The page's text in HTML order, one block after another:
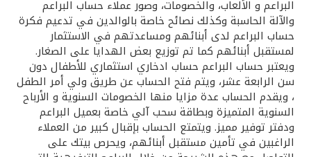
تركيا
مصر
المملكة المتحدة
البراعم و الألعاب، والخصومات، وصور عملاء حساب البراعم
والآلة الحاسبة وكذلك نصائح خاصة بالوالدين في تدعيم فكرة
حساب البراعم لدى أبنائهم ومساعدتهم في الاستثمار
لمستقبل أبنائهم كما تم توزيع بعض الهدايا على الصغار.
ويعتبر حساب البراعم حساب ادخاري استثماري للأطفال دون
سن الرابعة عشر، ويتم فتح الحساب عن طريق ولي أمر الطفل
، ويقدم الحساب عدة مزايا منها الخصومات السنوية و الأرباح
السنوية المتميزة وبطاقة سحب آلي خاصة بعميل البراعم
ودفتر توفير مميز. ويتمتع الحساب بإقبال كبير من العملاء
الراغبين في تأمين مستقبل أبنائهم، ويحرص بيتك على